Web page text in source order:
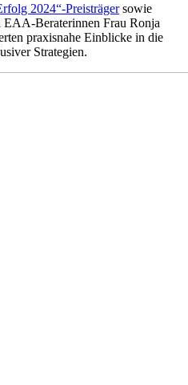
2024“-Preisträgersowie
Beraterinnen Frau Ronja
praxisnahe Einblicke in die
Strategien.